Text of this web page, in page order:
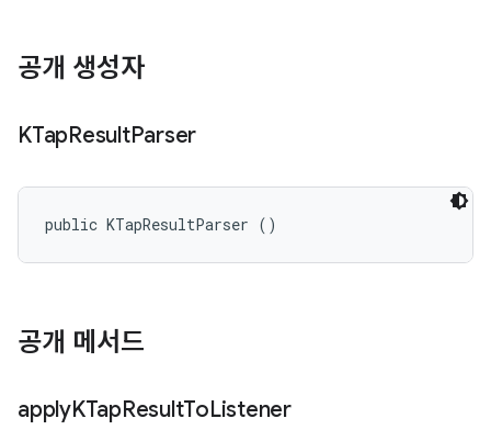
공개 생성자
KTapResultParser
public KTapResultParser ()
공개 메서드
applyKTapResultToListener